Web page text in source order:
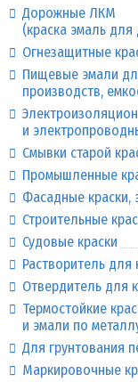
Дорожные ЛКМ
(краска эмаль
Огнезащитные
Пищевые эмали
производств,
и
Смывки старой
Промышленные
Фасадные краски,
Строительные
Судовые краски
Растворитель для
Отвердитель для
Термостойкие
и эмали по
Для грунтования
Маркировочные